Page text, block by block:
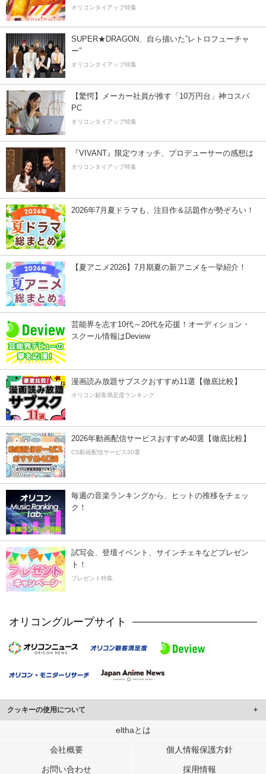
オリコンタイアップ特集
SUPER★DRAGON、自ら描いた”レトロフューチャ
ー”
オリコンタイアップ特集
【驚愕】メーカー社員が推す「10万円台」神コスパ
PC
オリコンタイアップ特集
『VIVANT』限定ウオッチ、プロデューサーの感想は
オリコンタイアップ特集
2026年7月夏ドラマも、注目作＆話題作が勢ぞろい！
【夏アニメ2026】7月期夏の新アニメを一挙紹介！
芸能界を志す10代～20代を応援！オーディション・
スクール情報はDeview
漫画読み放題サブスクおすすめ11選【徹底比較】
オリコン顧客満足度ランキング
2026年動画配信サービスおすすめ40選【徹底比較】
CS動画配信サービス20選
毎週の音楽ランキングから、ヒットの推移をチェッ
ク！
試写会、登壇イベント、サインチェキなどプレゼン
ト！
プレゼント特集
オリコングループサイト
クッキーの使用について
このサイトでは Cookie を使用して、ユーザーに合わせたコンテンツや広告の
行っています。
メディアや広告配信、データ解析の各パートナーに提供しています。
elthaとは
会社概要 個人情報保護方針
お問い合わせ 採用情報